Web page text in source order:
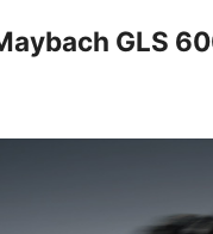
GLS